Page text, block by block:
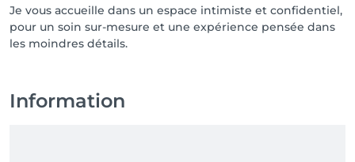
Je vous accueille dans un espace intimiste et confidentiel,
pour un soin sur-mesure et une expérience pensée dans
les moindres détails.
Information